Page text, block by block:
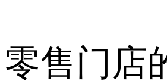
零售门店